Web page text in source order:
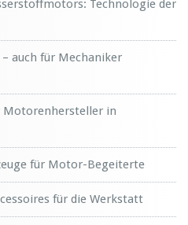
Technologie der
auch für Mechaniker
Motorenhersteller in
für Motor-Begeiterte
für die Werkstatt